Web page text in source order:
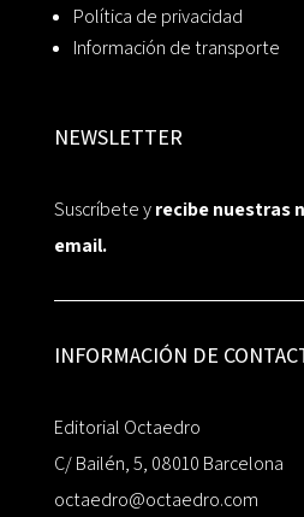
Política de privacidad
Información de transporte
NEWSLETTER
Suscríbete yrecibe nuestras
email.
INFORMACIÓN DE
Editorial Octaedro
C/ Bailén, 5, 08010 Barcelona
octaedro@octaedro.com